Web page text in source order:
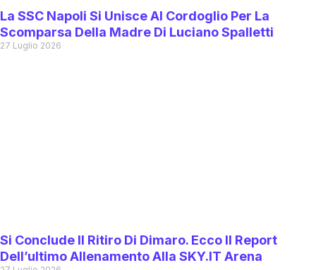
La SSC Napoli Si Unisce Al Cordoglio Per La
Scomparsa Della Madre Di Luciano Spalletti
27 Luglio 2026
Si Conclude Il Ritiro Di Dimaro. Ecco Il Report
Dell’ultimo Allenamento Alla SKY.IT Arena